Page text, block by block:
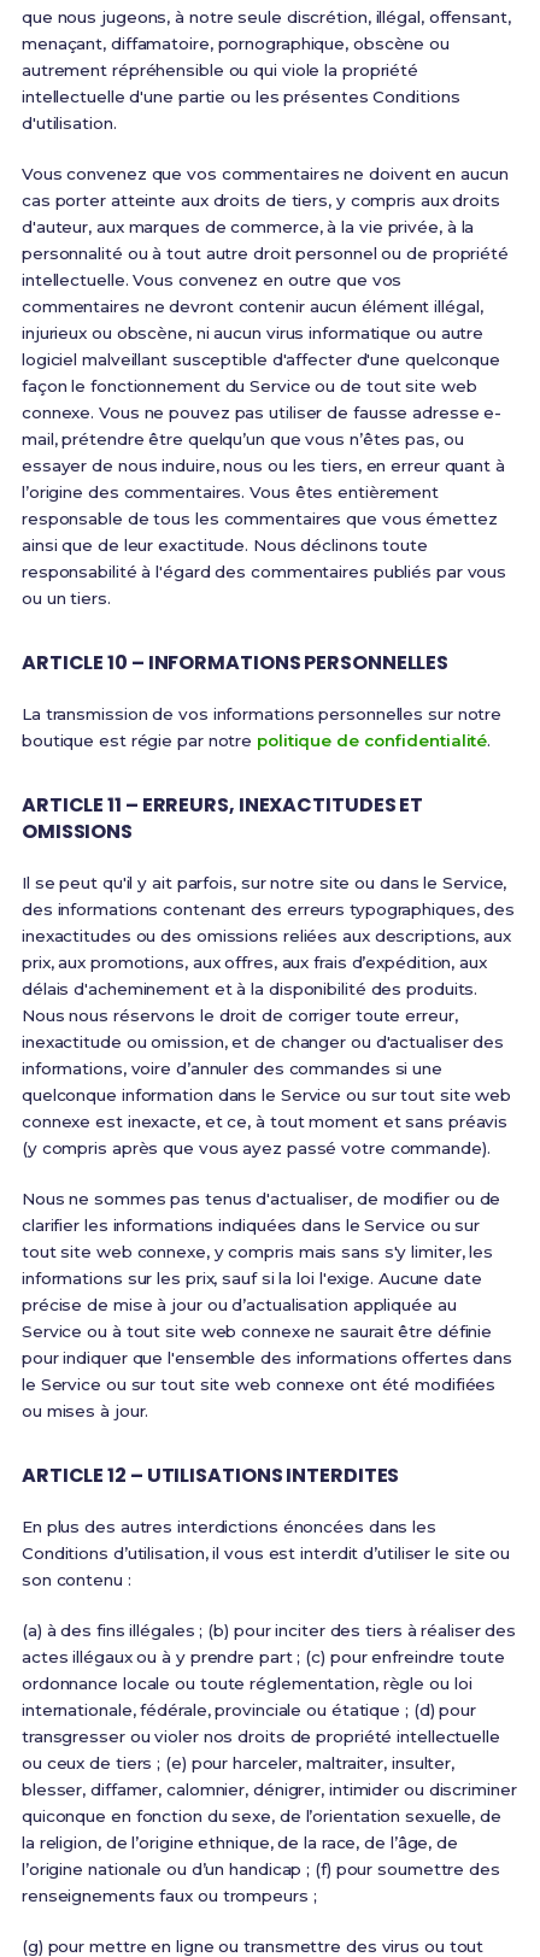
que nous jugeons, à notre seule discrétion, illégal, offensant,
menaçant, diffamatoire, pornographique, obscène ou
autrement répréhensible ou qui viole la propriété
intellectuelle d'une partie ou les présentes Conditions
d'utilisation.
Vous convenez que vos commentaires ne doivent en aucun
cas porter atteinte aux droits de tiers, y compris aux droits
d'auteur, aux marques de commerce, à la vie privée, à la
personnalité ou à tout autre droit personnel ou de propriété
intellectuelle. Vous convenez en outre que vos
commentaires ne devront contenir aucun élément illégal,
injurieux ou obscène, ni aucun virus informatique ou autre
logiciel malveillant susceptible d'affecter d'une quelconque
façon le fonctionnement du Service ou de tout site web
connexe. Vous ne pouvez pas utiliser de fausse adresse e-
mail, prétendre être quelqu’un que vous n’êtes pas, ou
essayer de nous induire, nous ou les tiers, en erreur quant à
l’origine des commentaires. Vous êtes entièrement
responsable de tous les commentaires que vous émettez
ainsi que de leur exactitude. Nous déclinons toute
responsabilité à l'égard des commentaires publiés par vous
ou un tiers.
ARTICLE 10 – INFORMATIONS PERSONNELLES
La transmission de vos informations personnelles sur notre
boutique est régie par notre politique de confidentialité.
ARTICLE 11 – ERREURS, INEXACTITUDES ET
OMISSIONS
Il se peut qu'il y ait parfois, sur notre site ou dans le Service,
des informations contenant des erreurs typographiques, des
inexactitudes ou des omissions reliées aux descriptions, aux
prix, aux promotions, aux offres, aux frais d’expédition, aux
délais d'acheminement et à la disponibilité des produits.
Nous nous réservons le droit de corriger toute erreur,
inexactitude ou omission, et de changer ou d'actualiser des
informations, voire d’annuler des commandes si une
quelconque information dans le Service ou sur tout site web
connexe est inexacte, et ce, à tout moment et sans préavis
(y compris après que vous ayez passé votre commande).
Nous ne sommes pas tenus d'actualiser, de modifier ou de
clarifier les informations indiquées dans le Service ou sur
tout site web connexe, y compris mais sans s'y limiter, les
informations sur les prix, sauf si la loi l'exige. Aucune date
précise de mise à jour ou d’actualisation appliquée au
Service ou à tout site web connexe ne saurait être définie
pour indiquer que l'ensemble des informations offertes dans
le Service ou sur tout site web connexe ont été modifiées
ou mises à jour.
ARTICLE 12 – UTILISATIONS INTERDITES
En plus des autres interdictions énoncées dans les
Conditions d’utilisation, il vous est interdit d’utiliser le site ou
son contenu :
(a) à des fins illégales ; (b) pour inciter des tiers à réaliser des
actes illégaux ou à y prendre part ; (c) pour enfreindre toute
ordonnance locale ou toute réglementation, règle ou loi
internationale, fédérale, provinciale ou étatique ; (d) pour
transgresser ou violer nos droits de propriété intellectuelle
ou ceux de tiers ; (e) pour harceler, maltraiter, insulter,
blesser, diffamer, calomnier, dénigrer, intimider ou discriminer
quiconque en fonction du sexe, de l’orientation sexuelle, de
la religion, de l’origine ethnique, de la race, de l’âge, de
l’origine nationale ou d’un handicap ; (f) pour soumettre des
renseignements faux ou trompeurs ;
(g) pour mettre en ligne ou transmettre des virus ou tout